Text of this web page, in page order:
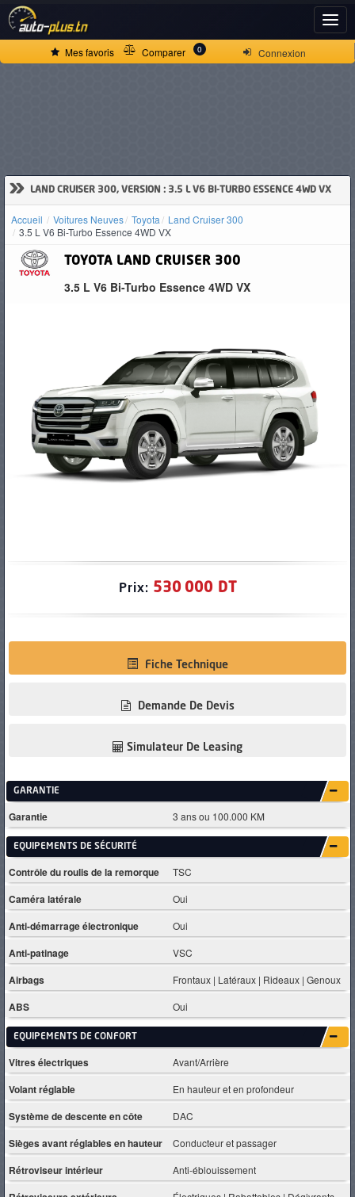
Connexion
Mes favoris Comparer 0
» LAND CRUISER 300, VERSION : 3.5 L V6 BI-TURBO ESSENCE 4WD VX
Accueil Voitures Neuves Toyota
Land Cruiser 300
3.5 L V6 Bi-Turbo Essence 4WD VX
TOYOTA LAND CRUISER 300
3.5 L V6 Bi-Turbo Essence 4WD VX
Prix: 530 000 DT
Fiche Technique
Demande De Devis
Simulateur De Leasing
GARANTIE
Garantie 3 ans ou 100.000 KM
EQUIPEMENTS DE SÉCURITÉ
Contrôle du roulis de la remorque TSC
Caméra latérale Oui
Anti-démarrage électronique Oui
Anti-patinage VSC
Airbags Frontaux | Latéraux | Rideaux | Genoux
ABS Oui
EQUIPEMENTS DE CONFORT
Vitres électriques Avant/Arrière
Volant réglable En hauteur et en profondeur
Système de descente en côte DAC
Sièges avant réglables en hauteur Conducteur et passager
Rétroviseur intérieur Anti-éblouissement
ACCUEIL
VOITURES
D'OCCASION